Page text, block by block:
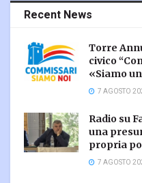
Recent News
Torre
civico
«Siamo
7 AGOSTO
Radio su
una
propria
7 AGOSTO